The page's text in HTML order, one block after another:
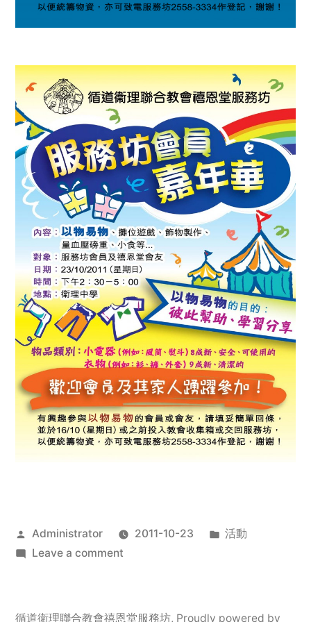
Posted
by
Administrator 2011-10-23
Posted
活動
Leave a commenton
服
循道衛理聯合教會禧恩堂服務坊, Proudly powered by